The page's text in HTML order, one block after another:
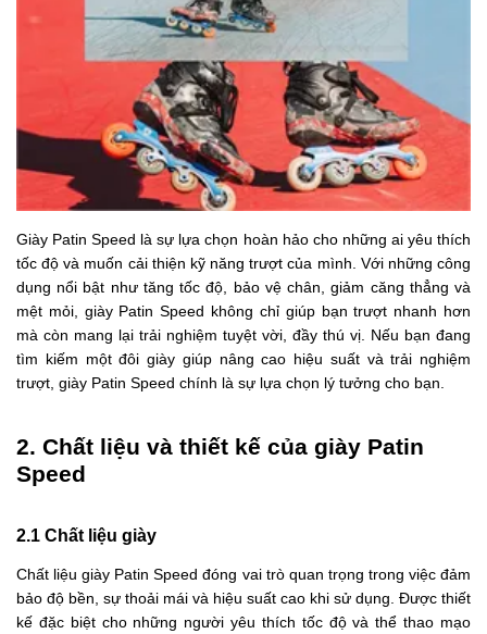
Giày Patin Speed là sự lựa chọn hoàn hảo cho những ai yêu thích
tốc độ và muốn cải thiện kỹ năng trượt của mình. Với những công
dụng nổi bật như tăng tốc độ, bảo vệ chân, giảm căng thẳng và
mệt mỏi, giày Patin Speed không chỉ giúp bạn trượt nhanh hơn
mà còn mang lại trải nghiệm tuyệt vời, đầy thú vị. Nếu bạn đang
tìm kiếm một đôi giày giúp nâng cao hiệu suất và trải nghiệm
trượt, giày Patin Speed chính là sự lựa chọn lý tưởng cho bạn.
2. Chất liệu và thiết kế của giày Patin
Speed
2.1 Chất liệu giày
Chất liệu giày Patin Speed đóng vai trò quan trọng trong việc đảm
bảo độ bền, sự thoải mái và hiệu suất cao khi sử dụng. Được thiết
kế đặc biệt cho những người yêu thích tốc độ và thể thao mạo